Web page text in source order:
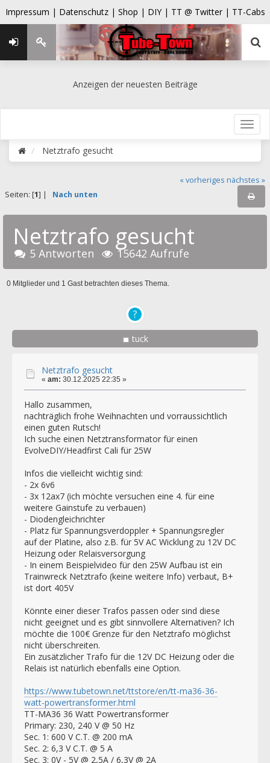
Impressum | Datenschutz | Shop | DIY | TT @ Twitter | TT-Cabs
Anzeigen der neuesten Beiträge
Netztrafo gesucht
« vorheriges nächstes »
Seiten: [1] | Nach unten
Netztrafo gesucht
5 Antworten 15642 Aufrufe
0 Mitglieder und 1 Gast betrachten dieses Thema.
tuck
Netztrafo gesucht
« am: 30.12.2025 22:35 »
Hallo zusammen,
nachträglich frohe Weihnachten und vorraussichtlich
einen guten Rutsch!
Ich suche einen Netztransformator für einen
EvolveDIY/Headfirst Cali für 25W
Infos die vielleicht wichtig sind:
- 2x 6v6
- 3x 12ax7 (ich möchte versuchen eine 4. für eine
weitere Gainstufe zu verbauen)
- Diodengleichrichter
- Platz für Spannungsverdoppler + Spannungsregler
auf der Platine, also z.B. für 5V AC Wicklung zu 12V DC
Heizung oder Relaisversorgung
- In einem Beispielvideo für den 25W Aufbau ist ein
Trainwreck Netztrafo (keine weitere Info) verbaut, B+
ist dort 405V
Könnte einer dieser Trafos passen oder sind diese
nicht geeignet und es gibt sinnvollere Alternativen? Ich
möchte die 100€ Grenze für den Netztrafo möglichst
nicht überschreiten.
Ein zusätzlicher Trafo für die 12V DC Heizung oder die
Relais ist natürlich ebenfalls eine Option.
https://www.tubetown.net/ttstore/en/tt-ma36-36-
watt-powertransformer.html
TT-MA36 36 Watt Powertransformer
Primary: 230, 240 V @ 50 Hz
Sec. 1: 600 V C.T. @ 200 mA
Sec. 2: 6,3 V C.T. @ 5 A
Sec. 3: 0V - 5V @ 2,5A / 6,3V @ 2A